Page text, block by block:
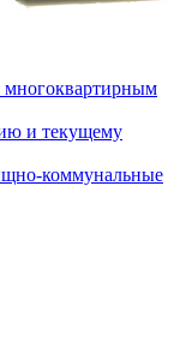
многоквартирным
и текущему
коммунальные